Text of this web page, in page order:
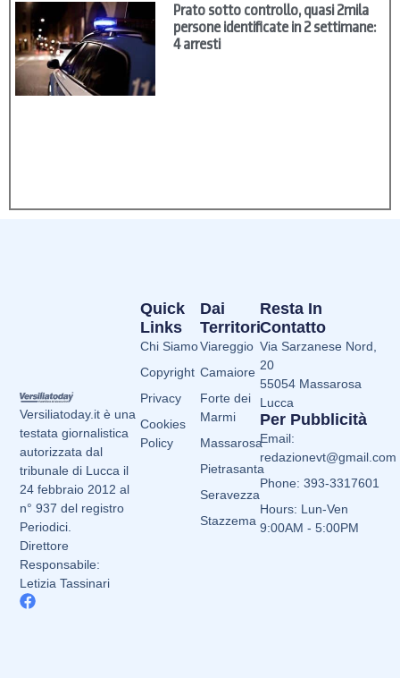
Prato sotto controllo, quasi 2mila
persone identificate in 2 settimane:
4 arresti
Versiliatoday.it è una
testata giornalistica
autorizzata dal
tribunale di Lucca il
24 febbraio 2012 al
n° 937 del registro
Periodici.
Direttore
Responsabile:
Letizia Tassinari
Dai
Territori
Viareggio
Camaiore
Forte dei
Marmi
Massarosa
Pietrasanta
Seravezza
Stazzema
Quick
Links
Chi Siamo
Copyright
Privacy
Cookies
Policy
Resta In
Contatto
Via Sarzanese Nord,
20
55054 Massarosa
Lucca
Per Pubblicità
Email:
redazionevt@gmail.com
Phone: 393-3317601
Hours: Lun-Ven
9:00AM - 5:00PM